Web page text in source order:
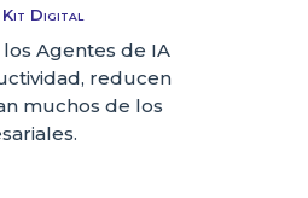
Kit Digital
Agentes de IA
reducen
muchos de los